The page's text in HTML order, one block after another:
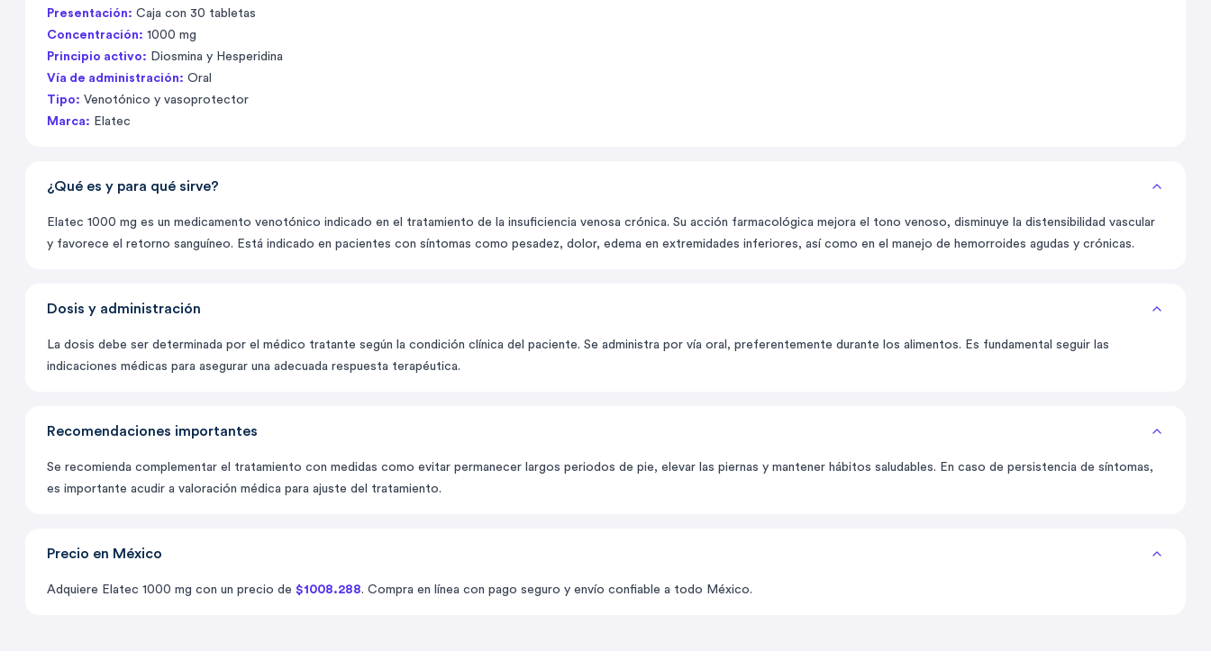
Presentación: Caja con 30 tabletas
Concentración: 1000 mg
Principio activo: Diosmina y Hesperidina
Vía de administración: Oral
Tipo: Venotónico y vasoprotector
Marca: Elatec
¿Qué es y para qué sirve?
Elatec 1000 mg es un medicamento venotónico indicado en el tratamiento de la insuficiencia venosa crónica. Su acción farmacológica mejora el tono venoso, disminuye la distensibilidad vascular
y favorece el retorno sanguíneo. Está indicado en pacientes con síntomas como pesadez, dolor, edema en extremidades inferiores, así como en el manejo de hemorroides agudas y crónicas.
Dosis y administración
La dosis debe ser determinada por el médico tratante según la condición clínica del paciente. Se administra por vía oral, preferentemente durante los alimentos. Es fundamental seguir las
indicaciones médicas para asegurar una adecuada respuesta terapéutica.
Recomendaciones importantes
Se recomienda complementar el tratamiento con medidas como evitar permanecer largos periodos de pie, elevar las piernas y mantener hábitos saludables. En caso de persistencia de síntomas,
es importante acudir a valoración médica para ajuste del tratamiento.
Precio en México
Adquiere Elatec 1000 mg con un precio de $1008.288. Compra en línea con pago seguro y envío confiable a todo México.